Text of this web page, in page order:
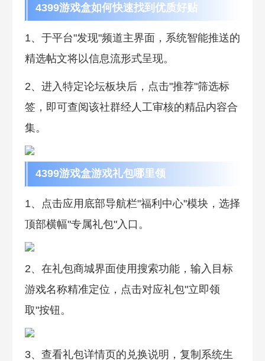
4399游戏盒如何快速找到优质好贴
1、于平台"发现"频道主界面，系统智能推送的
精选帖文将以信息流形式呈现。
2、进入特定论坛板块后，点击"推荐"筛选标
签，即可查阅该社群经人工审核的精品内容合
集。
4399游戏盒游戏礼包哪里领
1、点击应用底部导航栏"福利中心"模块，选择
顶部横幅"专属礼包"入口。
2、在礼包商城界面使用搜索功能，输入目标
游戏名称精准定位，点击对应礼包"立即领
取"按钮。
3、查看礼包详情页的兑换说明，复制系统生